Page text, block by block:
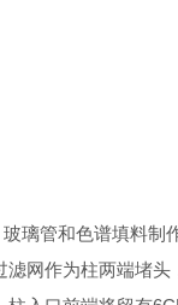
璃管和色谱填料制
滤网作为柱两端堵头